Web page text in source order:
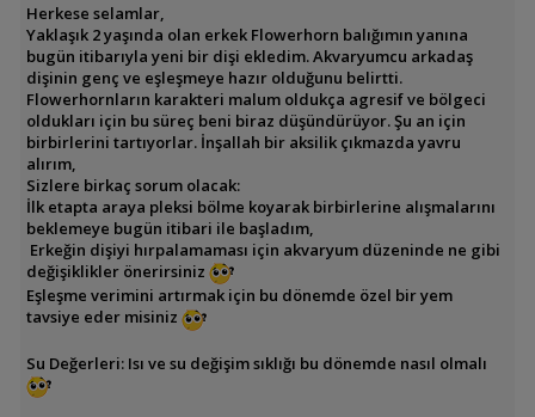
​Herkese selamlar,
​Yaklaşık 2 yaşında olan erkek Flowerhorn balığımın yanına
bugün itibarıyla yeni bir dişi ekledim. Akvaryumcu arkadaş
dişinin genç ve eşleşmeye hazır olduğunu belirtti.
​Flowerhornların karakteri malum oldukça agresif ve bölgeci
oldukları için bu süreç beni biraz düşündürüyor. Şu an için
birbirlerini tartıyorlar. İnşallah bir aksilik çıkmazda yavru
alırım,
​Sizlere birkaç sorum olacak:
İlk etapta araya pleksi bölme koyarak birbirlerine alışmalarını
beklemeye bugün itibari ile başladım,
​ Erkeğin dişiyi hırpalamaması için akvaryum düzeninde ne gibi
değişiklikler önerirsiniz
​Eşleşme verimini artırmak için bu dönemde özel bir yem
tavsiye eder misiniz
​Su Değerleri: Isı ve su değişim sıklığı bu dönemde nasıl olmalı